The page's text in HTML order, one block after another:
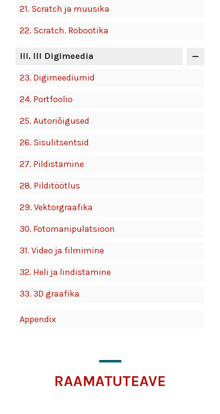
21. Scratch ja muusika
22. Scratch. Robootika
III. III Digimeedia
23. Digimeediumid
24. Portfoolio
25. Autoriõigused
26. Sisulitsentsid
27. Pildistamine
28. Pilditöötlus
29. Vektorgraafika
30. Fotomanipulatsioon
31. Video ja filmimine
32. Heli ja lindistamine
33. 3D graafika
Appendix
RAAMATUTEAVE